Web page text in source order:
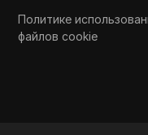
Политике
файлов cookie